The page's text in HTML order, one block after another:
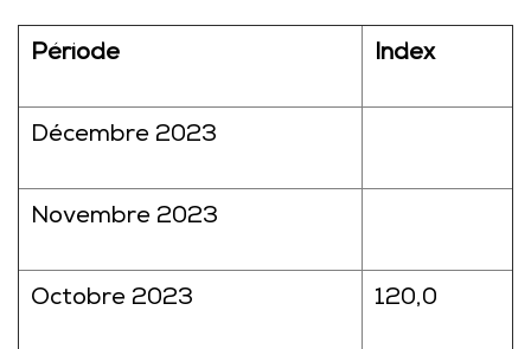
Période Index
Décembre 2023
Novembre 2023
Octobre 2023 120,0